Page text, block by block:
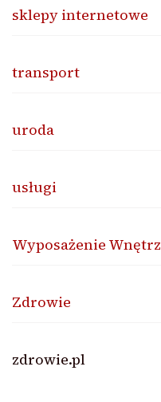
sklepy internetowe
transport
uroda
usługi
Wyposażenie Wnętrz
Zdrowie
zdrowie.pl